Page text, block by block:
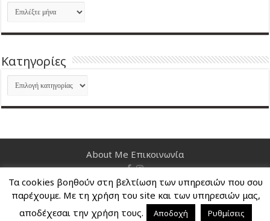
Ιστορικό
Kατηγορίες
Kατηγορίες
About Me Επικοινωνία
Nancy's Blog © Copyright 2026, All Rights Reserved
Τα cookies βοηθούν στη βελτίωση των υπηρεσιών που σου
παρέχουμε. Με τη χρήση του site και των υπηρεσιών μας,
αποδέχεσαι την χρήση τους.
Αποδοχή Ρυθμίσεις